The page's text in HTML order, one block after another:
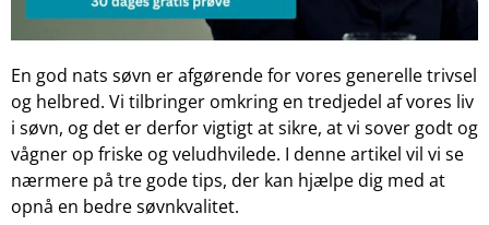
En god nats søvn er afgørende for vores generelle trivsel
og helbred. Vi tilbringer omkring en tredjedel af vores liv
i søvn, og det er derfor vigtigt at sikre, at vi sover godt og
vågner op friske og veludhvilede. I denne artikel vil vi se
nærmere på tre gode tips, der kan hjælpe dig med at
opnå en bedre søvnkvalitet.